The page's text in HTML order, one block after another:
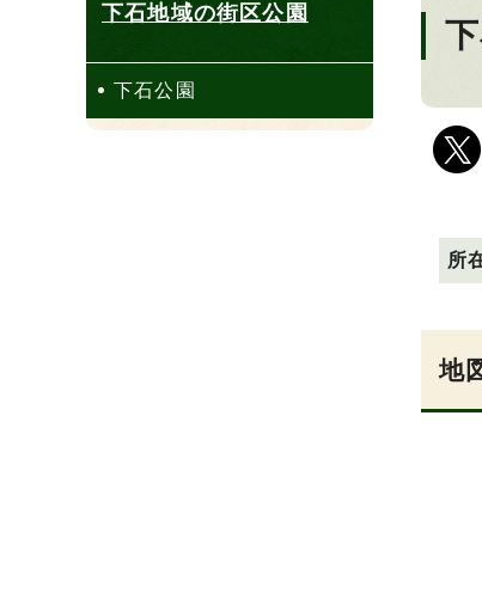
所
地
下石地域の街区公園
下石公園